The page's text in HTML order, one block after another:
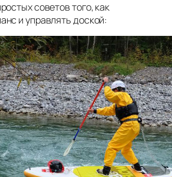
советов того, как
и управлять доской: